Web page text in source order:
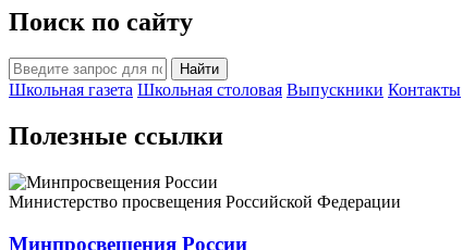
Поиск по сайту
Найти
Школьная газета Школьная столовая Выпускники Контакты
Полезные ссылки
Министерство просвещения Российской Федерации
Минпросвещения России